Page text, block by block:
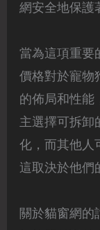
網安全地保護
當為這項重要
價格對於寵物
的佈局和性能
主選擇可拆卸
化，而其他人
這取決於他們
關於貓窗網的